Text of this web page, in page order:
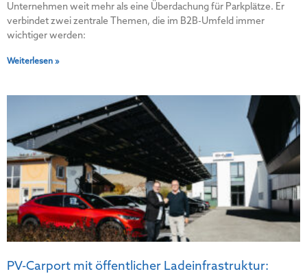
Unternehmen weit mehr als eine Überdachung für Parkplätze. Er
verbindet zwei zentrale Themen, die im B2B-Umfeld immer
wichtiger werden:
Weiterlesen »
PV-Carport mit öffentlicher Ladeinfrastruktur: